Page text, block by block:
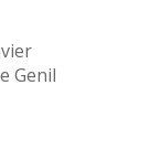
Genil